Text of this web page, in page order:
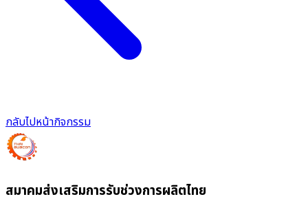
กลับไปหน้ากิจกรรม
สมาคมส่งเสริมการรับช่วงการผลิตไทย